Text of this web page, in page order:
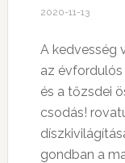
2020-11-13
A kedvesség
az
és a tőzsdei
csodás!
gondban a